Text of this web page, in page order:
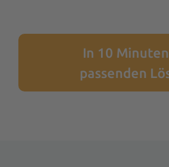
In 10
passenden